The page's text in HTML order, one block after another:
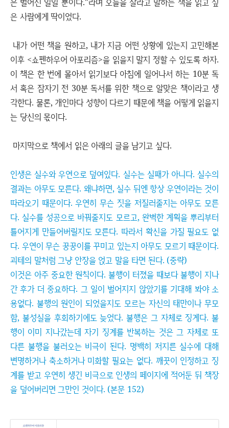
은 사람에게 딱이었다.
내가 어떤 책을 원하고, 내가 지금 어떤 상황에 있는지 고민해본
이후 <쇼펜하우어 아포리즘>을 읽을지 말지 정할 수 있도록 하자.
이 책은 한 번에 몰아서 읽기보다 아침에 일어나서 하는 10분 독
서 혹은 잠자기 전 30분 독서를 위한 책으로 알맞은 책이라고 생
각한다. 물론, 개인마다 성향이 다르기 때문에 책을 어떻게 읽을지
는 당신의 몫이다.
마지막으로 책에서 읽은 아래의 글을 남기고 싶다.
인생은 실수와 우연으로 덮여있다. 실수는 실패가 아니다. 실수의
결과는 아무도 모른다. 왜냐하면, 실수 뒤엔 항상 우연이라는 것이
따라오기 때문이다. 우연히 무슨 짓을 저질러줄지는 아무도 모른
다. 실수를 성공으로 바꿔줄지도 모르고, 완벽한 계획을 뿌리부터
틀어지게 만들어버릴지도 모른다. 따라서 확신을 가질 필요도 없
다. 우연이 무슨 꿍꿍이를 꾸미고 있는지 아무도 모르기 때문이다.
괴테의 말처럼 그냥 안장을 얹고 말을 타면 된다. (중략)
이것은 아주 중요한 원칙이다. 불행이 터졌을 때보다 불행이 지나
간 후가 더 중요하다. 그 일이 벌어지지 않았기를 기대해 봐야 소
용없다. 불행의 원인이 되었을지도 모르는 자신의 태만이나 무모
함, 불성실을 후회하기에도 늦었다. 불행은 그 자체로 징계다. 불
행이 이미 지나갔는데 자기 징계를 반복하는 것은 그 자체로 또
다른 불행을 불러오는 비극이 된다. 명백히 저지른 실수에 대해
변명하거나 축소하거나 미화할 필요는 없다. 깨끗이 인정하고 징
계를 받고 우연히 생긴 비극으로 인생의 페이지에 적어둔 뒤 책장
을 덮어버리면 그만인 것이다. (본문 152)